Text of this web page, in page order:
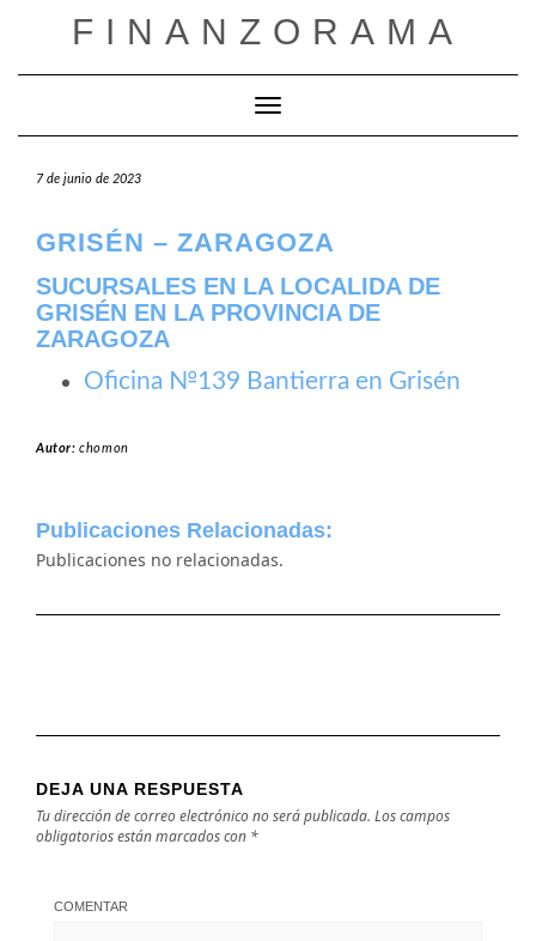
FINANZORAMA
Cambiar modo de navegación
7 de junio de 2023
GRISÉN – ZARAGOZA
SUCURSALES EN LA LOCALIDA DE
GRISÉN EN LA PROVINCIA DE
ZARAGOZA
Oficina №139 Bantierra en Grisén
Autor:chomon
Publicaciones Relacionadas:
Publicaciones no relacionadas.
DEJA UNA RESPUESTA
Tu dirección de correo electrónico no será publicada. Los campos
obligatorios están marcados con *
COMENTAR